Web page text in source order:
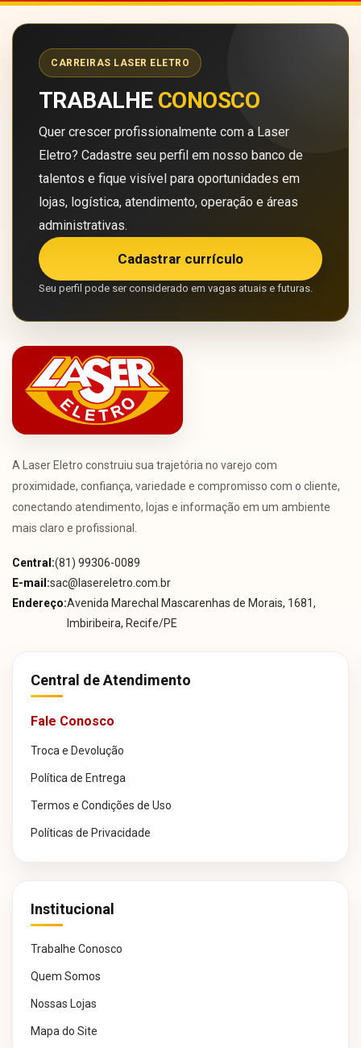
CARREIRAS LASER ELETRO
TRABALHE CONOSCO
Quer crescer profissionalmente com a Laser
Eletro? Cadastre seu perfil em nosso banco de
talentos e fique visível para oportunidades em
lojas, logística, atendimento, operação e áreas
administrativas.
Cadastrar currículo
Seu perfil pode ser considerado em vagas atuais e futuras.
A Laser Eletro construiu sua trajetória no varejo com
proximidade, confiança, variedade e compromisso com o cliente,
conectando atendimento, lojas e informação em um ambiente
mais claro e profissional.
Central:(81) 99306-0089
E-mail:sac@lasereletro.com.br
Endereço:Avenida Marechal Mascarenhas de Morais, 1681,
Imbiribeira, Recife/PE
Central de Atendimento
Fale Conosco
Troca e Devolução
Política de Entrega
Termos e Condições de Uso
Políticas de Privacidade
Institucional
Trabalhe Conosco
Quem Somos
Nossas Lojas
Mapa do Site